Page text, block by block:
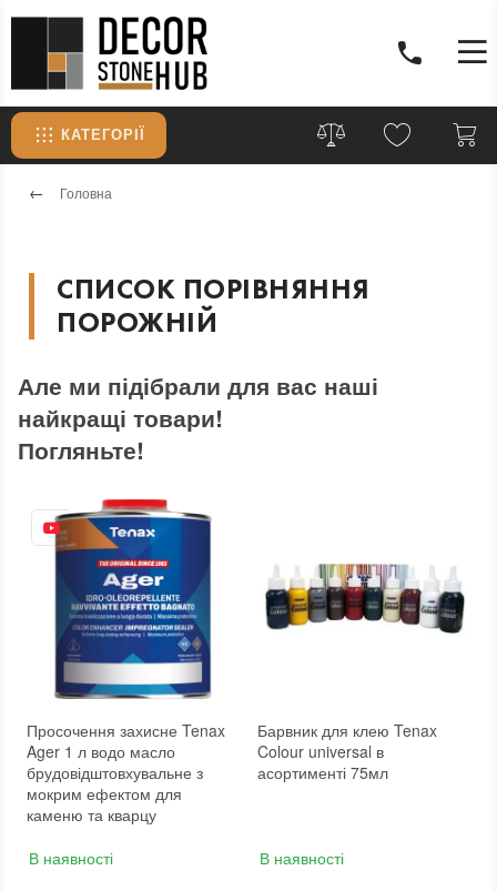
КАТЕГОРІЇ
Головна
СПИСОК ПОРІВНЯННЯ
ПОРОЖНІЙ
Але ми підібрали для вас наші
найкращі товари!
Погляньте!
Просочення захисне Tenax
Ager 1 л водо масло
брудовідштовхувальне з
мокрим ефектом для
каменю та кварцу
В наявності
Барвник для клею Tenax
Colour universal в
асортименті 75мл
В наявності